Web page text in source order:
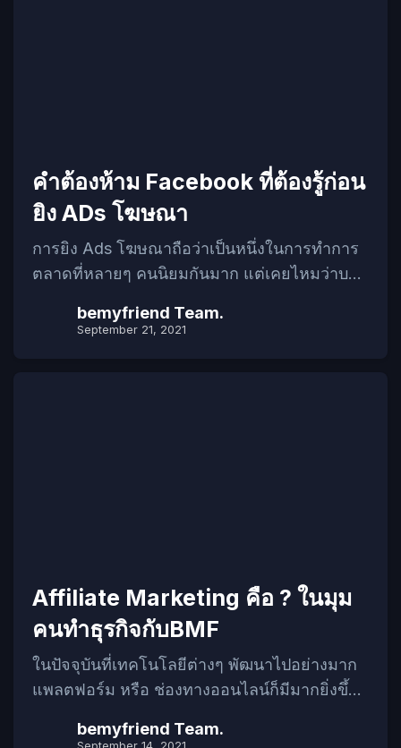
บทความกันเลย!!! Highlight GDN ที่ต้องรู้!!!
GDN คืออะไร??? การแสดงผลของ GDN เป็น
แบบไหน? เราจะได้อะไรจากการทำ GDN? รูป
แบบค่าใช้จ่ายมีแบบไหนบ้าง? รูปแบบ GDN มี
อะไรบ้าง พร้อมขนาดที่เหมาะสม? GDN คือ
อะไร??? อย่างที่เราได้บอกไปในตอนต้นแล้วว่า
GDN หรือ Google display network […]
คําต้องห้าม Facebook ที่ต้องรู้ก่อน
ยิง ADs โฆษณา
การยิง Ads โฆษณาถือว่าเป็นหนึ่งในการทำการ
ตลาดที่หลายๆ คนนิยมกันมาก แต่เคยไหมว่าบาง
หนักๆ หน่อยเพจร้านค้าก็ปลิวไปซะงั้นๆ ทำไมถึง
ตรวจจับของ Facebook? คำต้องห้าม
Facebookในแต่ละธุรกิจ รูปแบบของการ
ตรวจจับ คำต้องห้าม Facebook ทางเฟสบุ๊คจะมี
ระบบอัลกอริทึมในการตรวจจับคำอยู่ ทำให้หาก
คุณมีคำต้องห้ามอยู่ในโฆษณาที่คุณจะทำการยิง
Ads แล้วล่ะก็ทางเฟสบุ๊คจะรู้ทันที ก่อนที่เราจะไป
bemyfriend Team.
September 21, 2021
Affiliate Marketing คือ ? ในมุม
คนทำธุรกิจกับBMF
ในปัจจุบันที่เทคโนโลยีต่างๆ พัฒนาไปอย่างมาก
แพลตฟอร์ม หรือ ช่องทางออนไลน์ก็มีมากยิ่งขึ้น
รูปแบบการทำการตลาด ที่จะช่วยให้ธุรกิจของ
bemyfriend Team.